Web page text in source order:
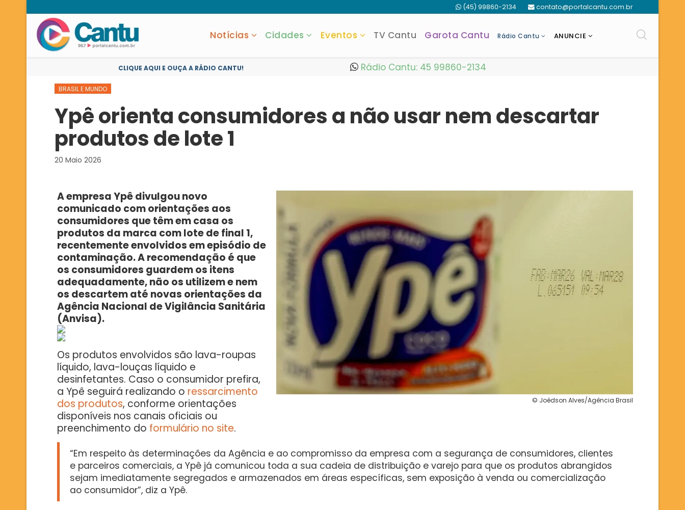
(45) 99860-2134 contato@portalcantu.com.br
Notícias Cidades Eventos TV Cantu Garota Cantu Rádio Cantu ANUNCIE
CLIQUE AQUI E OUÇA A RÁDIO CANTU! Rádio Cantu: 45 99860-2134
BRASIL E MUNDO
Ypê orienta consumidores a não usar nem descartar
produtos de lote 1
20 Maio 2026
© Joédson Alves/Agência Brasil
A empresa Ypê divulgou novo
comunicado com orientações aos
consumidores que têm em casa os
produtos da marca com lote de final 1,
recentemente envolvidos em episódio de
contaminação. A recomendação é que
os consumidores guardem os itens
adequadamente, não os utilizem e nem
os descartem até novas orientações da
Agência Nacional de Vigilância Sanitária
(Anvisa).
Os produtos envolvidos são lava-roupas
líquido, lava-louças líquido e
desinfetantes. Caso o consumidor prefira,
a Ypê seguirá realizando o ressarcimento
dos produtos, conforme orientações
disponíveis nos canais oficiais ou
preenchimento do formulário no site.
“Em respeito às determinações da Agência e ao compromisso da empresa com a segurança de consumidores, clientes
e parceiros comerciais, a Ypê já comunicou toda a sua cadeia de distribuição e varejo para que os produtos abrangidos
sejam imediatamente segregados e armazenados em áreas específicas, sem exposição à venda ou comercialização
ao consumidor”, diz a Ypê.